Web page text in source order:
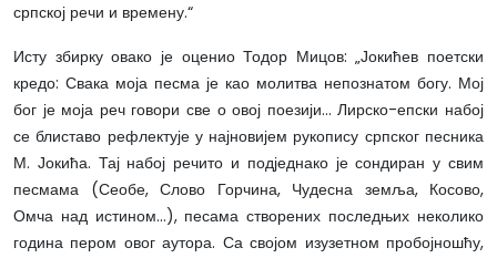
српској речи и времену.“
Исту збирку овако је оценио Тодор Мицов: „Јокићев поетски
кредо: Свака моја песма је као молитва непознатом богу. Мој
бог је моја реч говори све о овој поезији… Лирско-епски набој
се блиставо рефлектује у најновијем рукопису српског песника
М. Јокића. Тај набој речито и подједнако је сондиран у свим
песмама (Сеобе, Слово Горчина, Чудесна земља, Косово,
Омча над истином…), песама створених последњих неколико
година пером овог аутора. Са својом изузетном пробојношћу,